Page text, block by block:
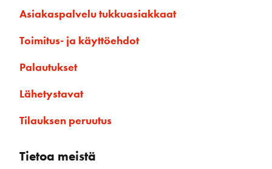
Asiakaspalvelu tukkuasiakkaat
Toimitus- ja käyttöehdot
Palautukset
Lähetystavat
Tilauksen peruutus
Tietoa meistä